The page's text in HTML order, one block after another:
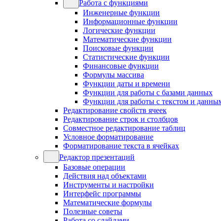
Работа с функциями
Инженерные функции
Информационные функции
Логические функции
Математические функции
Поисковые функции
Статистические функции
Финансовые функции
Формулы массива
Функции даты и времени
Функции для работы с базами данных
Функции для работы с текстом и
Редактирование свойств ячеек
Редактирование строк и столбцов
Совместное редактирование таблиц
Условное форматирование
Форматирование текста в ячейках
Редактор презентаций
Базовые операции
Действия над объектами
Инструменты и настройки
Интерфейс программы
Математические формулы
Полезные советы